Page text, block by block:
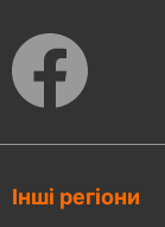
Інші регіони